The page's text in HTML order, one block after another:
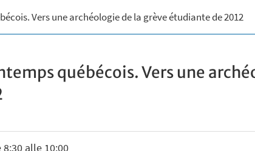
Vers une archéologie de la grève étudiante de 2012
québécois. Vers une
alle 10:00